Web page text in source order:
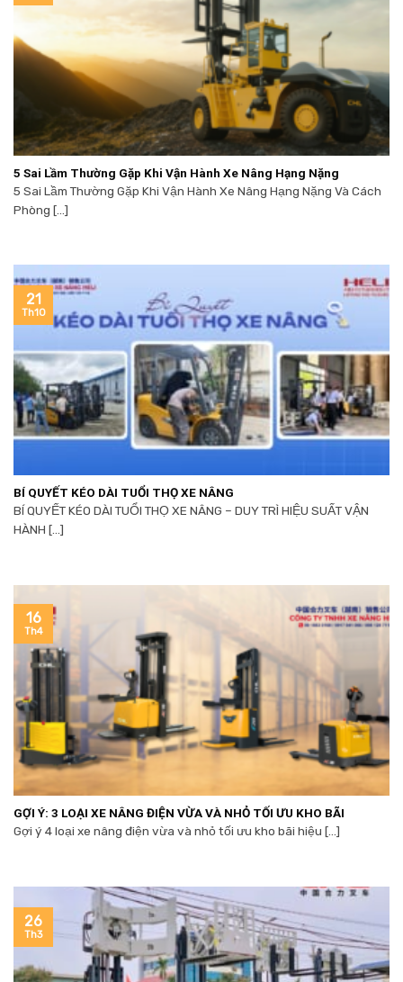
5 Sai Lầm Thường Gặp Khi Vận Hành Xe Nâng Hạng Nặng
5 Sai Lầm Thường Gặp Khi Vận Hành Xe Nâng Hạng Nặng Và Cách
Phòng [...]
BÍ QUYẾT KÉO DÀI TUỔI THỌ XE NÂNG
BÍ QUYẾT KÉO DÀI TUỔI THỌ XE NÂNG – DUY TRÌ HIỆU SUẤT VẬN
HÀNH [...]
21
Th10
GỢI Ý: 3 LOẠI XE NÂNG ĐIỆN VỪA VÀ NHỎ TỐI ƯU KHO BÃI
Gợi ý 4 loại xe nâng điện vừa và nhỏ tối ưu kho bãi hiệu [...]
16
Th4
26
Th3